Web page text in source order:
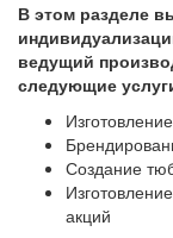
В этом разделе
ведущий
следующие
Создание
акций